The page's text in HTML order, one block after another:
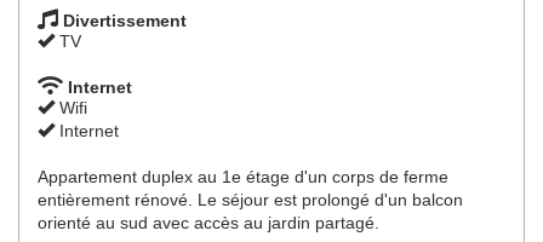
Divertissement
TV
Internet
Wifi
Internet
Appartement duplex au 1e étage d'un corps de ferme
entièrement rénové. Le séjour est prolongé d'un balcon
orienté au sud avec accès au jardin partagé.